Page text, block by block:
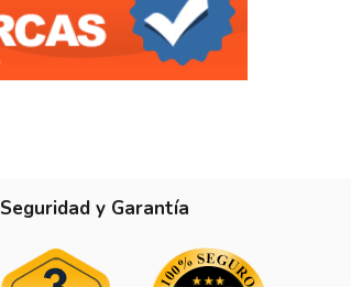
Seguridad y Garantía